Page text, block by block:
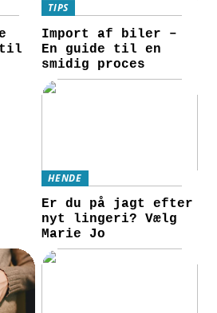
til
TIPS
Import af biler –
En guide til en
smidig proces
HENDE
Er du på jagt efter
nyt lingeri? Vælg
Marie Jo